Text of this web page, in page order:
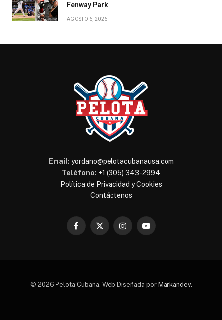
Fenway Park
AGOSTO 6, 2026
Email: yordano@pelotacubanausa.com
Teléfono: +1 (305) 343-2994
Política de Privacidad y Cookies
Contáctenos
Facebook
X
InstagramYouTube
© 2026 Pelota Cubana. Web Diseñada por Markandev.